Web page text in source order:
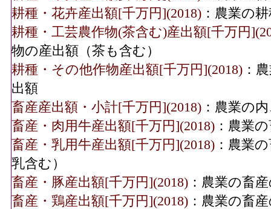
耕種・花卉産出額[千万円](2018) ：農業の
耕種・工芸農作物(茶含む)産出額[千万円
物の産出額（茶も含む）
耕種・その他作物産出額[千万円](2018) ：
出額
畜産産出額・小計[千万円](2018) ：農業の
畜産・肉用牛産出額[千万円](2018) ：農業
畜産・乳用牛産出額[千万円](2018) ：農業
乳含む）
畜産・豚産出額[千万円](2018) ：農業の畜
畜産・鶏産出額[千万円](2018) ：農業の畜